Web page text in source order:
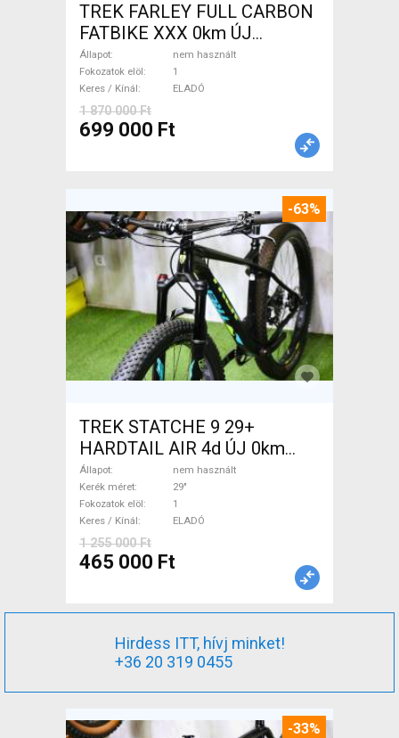
TREK FARLEY FULL CARBON
FATBIKE XXX 0km ÚJ
WAMPA CF Fatbike nem
használt ELADÓ
Állapot
nem használt
Fokozatok elöl
1
Keres / Kínál
ELADÓ
1 870 000 Ft
699 000 Ft
-63%
TREK STATCHE 9 29+
HARDTAIL AIR 4d ÚJ 0km
M/L Mountain Bike 29" elöl
teleszkópos nem használt
ELADÓ
Állapot
nem használt
Kerék méret
29"
Fokozatok elöl
1
Keres / Kínál
ELADÓ
1 255 000 Ft
465 000 Ft
Hirdess ITT, hívj minket!
+36 20 319 0455
-33%